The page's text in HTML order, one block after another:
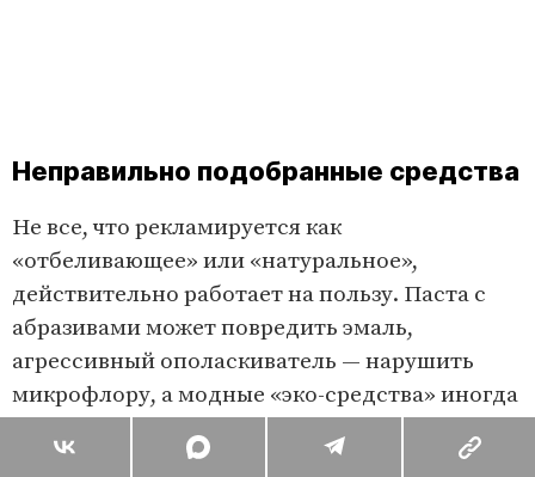
Неправильно подобранные средства
Не все, что рекламируется как
«отбеливающее» или «натуральное»,
действительно работает на пользу. Паста с
абразивами может повредить эмаль,
агрессивный ополаскиватель — нарушить
микрофлору, а модные «эко-средства» иногда
просто неэффективны.